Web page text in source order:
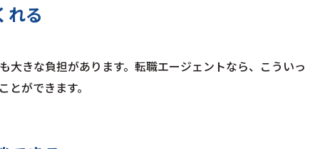
れる
大きな負担があります。転職エージェントなら、こういっ
ができます。